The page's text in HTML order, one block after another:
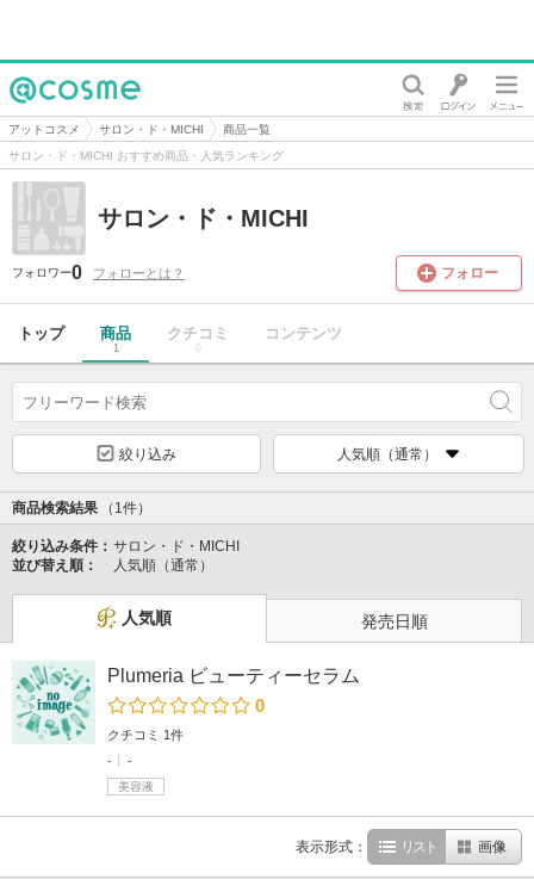
@cosme
アットコスメ サロン・ド・MICHI
商品一覧
サロン・ド・MICHI おすすめ商品・人気ランキング
サロン・ド・MICHI
フォロワー0 フォローとは？ フォロー
トップ 商品
1
クチコミ
0
コンテンツ
絞り込み 人気順（通常）
商品検索結果 （1件）
絞り込み条件： サロン・ド・MICHI
並び替え順：
人気順（通常）
人気順 発売日順
Plumeria ビューティーセラム
0
クチコミ 1件
-
-
美容液
表示形式： リスト 画像